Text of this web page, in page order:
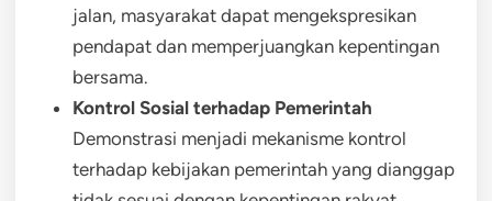
jalan, masyarakat dapat mengekspresikan
pendapat dan memperjuangkan kepentingan
bersama.
Kontrol Sosial terhadap Pemerintah
Demonstrasi menjadi mekanisme kontrol
terhadap kebijakan pemerintah yang dianggap